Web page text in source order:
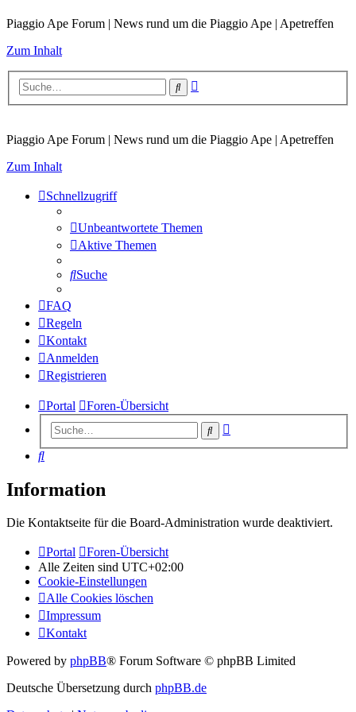
Piaggio Ape Forum | News rund um die Piaggio Ape | Apetreffen
Zum Inhalt
Suche
Piaggio Ape Forum | News rund um die Piaggio Ape | Apetreffen
Zum Inhalt
Schnellzugriff
Unbeantwortete Themen
Aktive Themen
Suche
FAQ
Regeln
Kontakt
Anmelden
Registrieren
Portal Foren-Übersicht
Suche
Suche
Information
Die Kontaktseite für die Board-Administration wurde deaktiviert.
Portal
Foren-Übersicht
Alle Zeiten sind UTC+02:00
Cookie-Einstellungen
Alle Cookies löschen
Impressum
Kontakt
Powered by phpBB® Forum Software © phpBB Limited
Deutsche Übersetzung durch phpBB.de